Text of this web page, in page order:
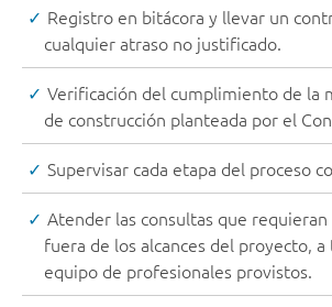
Registro en bitácora y llevar un
cualquier atraso no justificado.
Verificación del cumplimiento de la
de construcción planteada por el
Supervisar cada etapa del proceso
Atender las consultas que requieran
fuera de los alcances del proyecto, a
equipo de profesionales provistos.